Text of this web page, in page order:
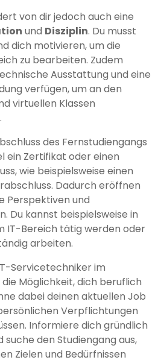
von dir jedoch auch eine
und Disziplin. Du musst
dich motivieren, um die
zu bearbeiten. Zudem
Ausstattung und eine
verfügen, um an den
virtuellen Klassen
des Fernstudiengangs
ein Zertifikat oder einen
wie beispielsweise einen
Dadurch eröffnen
Perspektiven und
Du kannst beispielsweise in
IT-Bereich tätig werden oder
arbeiten.
Servicetechniker im
Möglichkeit, dich beruflich
dabei deinen aktuellen Job
Verpflichtungen
Informiere dich gründlich
den Studiengang aus,
Zielen und Bedürfnissen